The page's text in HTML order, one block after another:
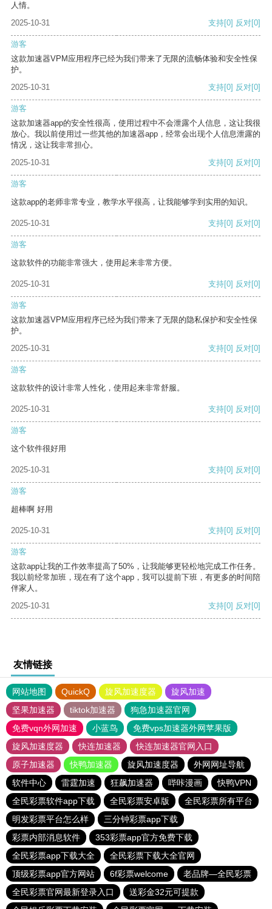
人情。
2025-10-31
支持[0] 反对[0]
游客
这款加速器VPM应用程序已经为我们带来了无限的流畅体验和安全性保
护。
2025-10-31
支持[0] 反对[0]
游客
这款加速器app的安全性很高，使用过程中不会泄露个人信息，这让我很
放心。我以前使用过一些其他的加速器app，经常会出现个人信息泄露的
情况，这让我非常担心。
2025-10-31
支持[0] 反对[0]
游客
这款app的老师非常专业，教学水平很高，让我能够学到实用的知识。
2025-10-31 支持[0] 反对[0]
游客
这款软件的功能非常强大，使用起来非常方便。
2025-10-31 支持[0] 反对[0]
游客
这款加速器VPM应用程序已经为我们带来了无限的隐私保护和安全性保
护。
2025-10-31
支持[0] 反对[0]
游客
这款软件的设计非常人性化，使用起来非常舒服。
2025-10-31 支持[0] 反对[0]
游客
这个软件很好用
2025-10-31 支持[0] 反对[0]
游客
超棒啊 好用
2025-10-31 支持[0] 反对[0]
游客
这款app让我的工作效率提高了50%，让我能够更轻松地完成工作任务。
我以前经常加班，现在有了这个app，我可以提前下班，有更多的时间陪
伴家人。
2025-10-31
支持[0] 反对[0]
友情链接
网站地图 QuickQ 旋风加速度器
旋风加速
坚果加速器
tiktok加速器
狗急加速器官网
免费vqn外网加速
小蓝鸟
免费vps加速器外网苹果版
旋风加速度器
快连加速器
快连加速器官网入口
原子加速器
快鸭加速器 旋风加速度器
外网网址导航
软件中心
雷霆加速 狂飙加速器 哔咔漫画
快鸭VPN
全民彩票软件app下载
全民彩票安卓版
全民彩票所有平台
明发彩票平台怎么样
三分钟彩票app下载
彩票内部消息软件
353彩票app官方免费下载
全民彩票app下载大全
全民彩票下载大全官网
顶级彩票app官方网站
6f彩票welcome
老品牌—全民彩票
全民彩票官网最新登录入口
送彩金32元可提款